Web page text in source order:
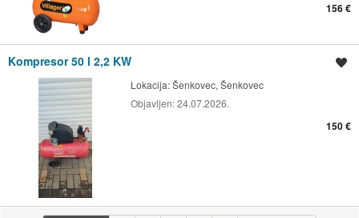
156 €
Kompresor 50 l 2,2 KW
Lokacija:Šenkovec, Šenkovec
Objavljen:24.07.2026.
150 €